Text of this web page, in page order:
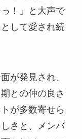
！」と大声で
して愛され続
が発見され、
との仲の良さ
が多数寄せら
さと、メンバ